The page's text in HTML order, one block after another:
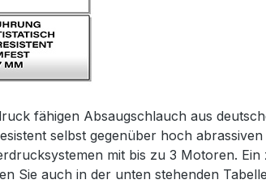
fähigen Absaugschlauch aus
selbst gegenüber hoch
mit bis zu 3 Motoren.
Sie auch in der unten stehenden